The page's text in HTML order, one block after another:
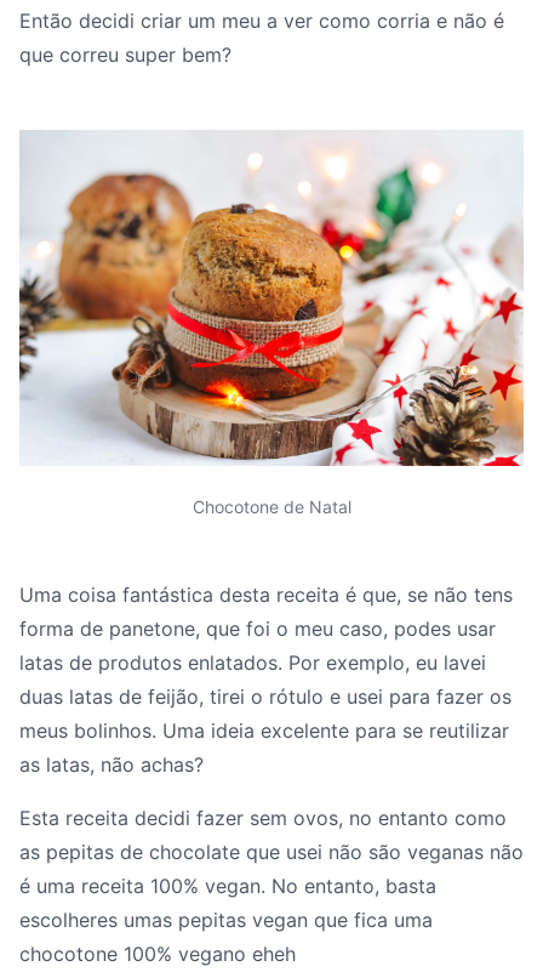
Então decidi criar um meu a ver como corria e não é
que correu super bem?
Chocotone de Natal
Uma coisa fantástica desta receita é que, se não tens
forma de panetone, que foi o meu caso, podes usar
latas de produtos enlatados. Por exemplo, eu lavei
duas latas de feijão, tirei o rótulo e usei para fazer os
meus bolinhos. Uma ideia excelente para se reutilizar
as latas, não achas?
Esta receita decidi fazer sem ovos, no entanto como
as pepitas de chocolate que usei não são veganas não
é uma receita 100% vegan. No entanto, basta
escolheres umas pepitas vegan que fica uma
chocotone 100% vegano eheh